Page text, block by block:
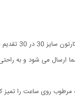
اصلی تبدیل می شود.
ارسال می شود و به
روی ساعت را تمیز